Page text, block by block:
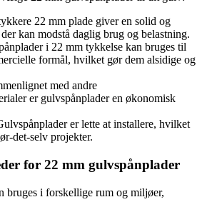
22 mm plade giver en solid og
kan modstå daglig brug og belastning.
i 22 mm tykkelse kan bruges til
formål, hvilket gør dem alsidige og
med andre
er gulvspånplader en økonomisk
er lette at installere, hvilket
det-selv projekter.
for 22 mm gulvspånplader
bruges i forskellige rum og miljøer,